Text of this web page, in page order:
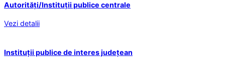
Autorități/Instituții publice centrale
Vezi detalii
Instituții publice de interes județean